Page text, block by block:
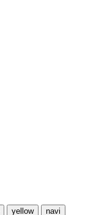
yellow navi